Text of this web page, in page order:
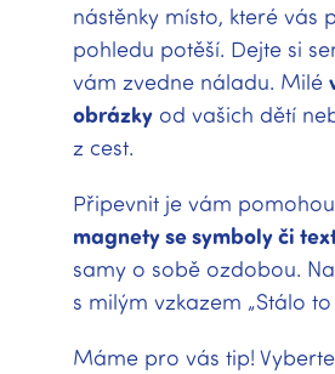
nástěnky místo, které vás
pohledu potěší. Dejte si
vám zvedne náladu. Milé
obrázky od vašich dětí
z cest.
Připevnit je vám
magnety se symboly či
samy o sobě ozdobou.
s milým vzkazem „Stálo to
Máme pro vás tip!